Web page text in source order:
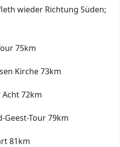
wieder Richtung Süden;
75km
Kirche 73km
72km
Geest-Tour 79km
81km